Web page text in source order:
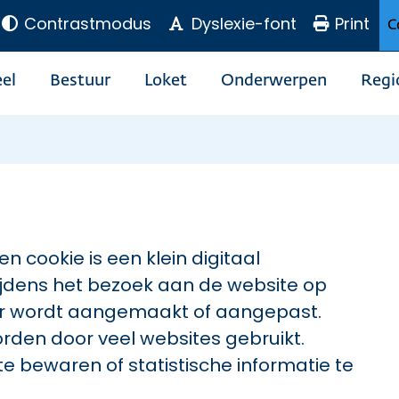
Contrastmodus Dyslexie-font Print
Bestuur Loket Onderwerpen
cookie is een klein digitaal
het bezoek aan de website op
wordt aangemaakt of aangepast.
door veel websites gebruikt.
bewaren of statistische informatie te